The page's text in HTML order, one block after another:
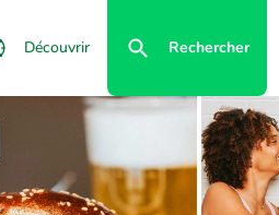
Découvrir Rechercher